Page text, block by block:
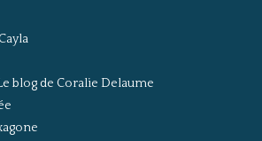
blog de Coralie Delaume